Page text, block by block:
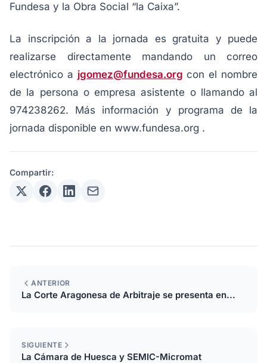
Fundesa y la Obra Social “la Caixa”.
La inscripción a la jornada es gratuita y puede
realizarse directamente mandando un correo
electrónico a jgomez@fundesa.org con el nombre
de la persona o empresa asistente o llamando al
974238262. Más información y programa de la
jornada disponible en www.fundesa.org .
Compartir:
ANTERIOR
La Corte Aragonesa de Arbitraje se presenta en...
SIGUIENTE
La Cámara de Huesca y SEMIC-Micromat